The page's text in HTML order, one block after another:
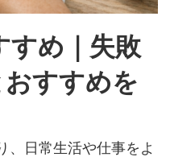
すめ｜失敗
すすめを
、日常生活や仕事をよ